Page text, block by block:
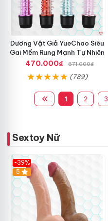
Dương Vật Giả YueChao Siêu
Gai Mềm Rung Mạnh Tự Nhiên
470.000₫
671.000₫
(789)
1 2 3
Sextoy Nữ
-39%
Hot
5